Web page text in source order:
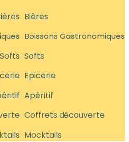
Bières
Boissons Gastronomiques
Softs
Epicerie
Apéritif
Coffrets découverte
Mocktails